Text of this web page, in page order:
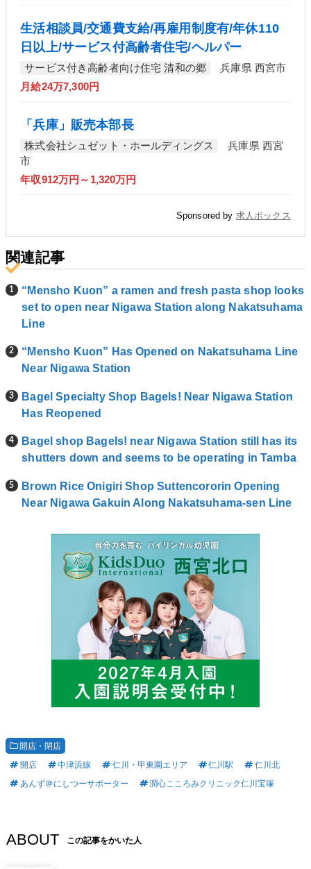
生活相談員/交通費支給/再雇用制度有/年休110
日以上/サービス付高齢者住宅/ヘルパー
サービス付き高齢者向け住宅 清和の郷
兵庫県 西宮市
月給24万7,300円
「兵庫」販売本部長
株式会社シュゼット・ホールディングス
兵庫県 西宮
市
年収912万円～1,320万円
Sponsored by 求人ボックス
関連記事
“Mensho Kuon” a ramen and fresh pasta shop looks
set to open near Nigawa Station along Nakatsuhama
Line
“Mensho Kuon” Has Opened on Nakatsuhama Line
Near Nigawa Station
Bagel Specialty Shop Bagels! Near Nigawa Station
Has Reopened
Bagel shop Bagels! near Nigawa Station still has its
shutters down and seems to be operating in Tamba
Brown Rice Onigiri Shop Suttencororin Opening
Near Nigawa Gakuin Along Nakatsuhama-sen Line
開店・閉店
開店
中津浜線 仁川・甲東園エリア 仁川駅
仁川北
あんず＠にしつーサポーター
潤心こころみクリニック仁川宝塚
ABOUT この記事をかいた人